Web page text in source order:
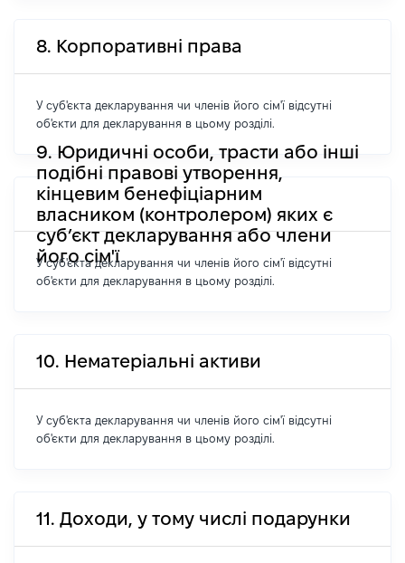
8. Корпоративні права
У суб'єкта декларування чи членів його сім'ї відсутні
об'єкти для декларування в цьому розділі.
9. Юридичні особи, трасти або інші
подібні правові утворення,
кінцевим бенефіціарним
власником (контролером) яких є
суб’єкт декларування або члени
його сім'ї
У суб'єкта декларування чи членів його сім'ї відсутні
об'єкти для декларування в цьому розділі.
10. Нематеріальні активи
У суб'єкта декларування чи членів його сім'ї відсутні
об'єкти для декларування в цьому розділі.
11. Доходи, у тому числі подарунки